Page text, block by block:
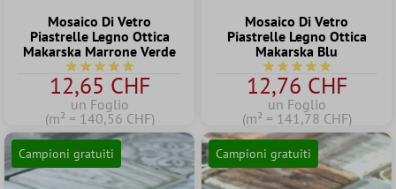
Mosaico Di Vetro
Piastrelle Legno Ottica
Makarska Marrone Verde
Valutazione media di 5 su 5 stelle
12,65 CHF
un Foglio
(m² = 140,56 CHF)
Mosaico Di Vetro
Piastrelle Legno Ottica
Makarska Blu
Valutazione media di
12,76 CHF
un Foglio
(m² = 141,78 CHF)
Campioni gratuiti Campioni gratuiti